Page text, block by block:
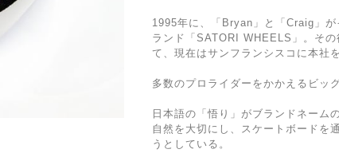
1995年に、「Bryan」と「Craig」
ランド「SATORI WHEELS」。そ
て、現在はサンフランシスコに本社
多数のプロライダーをかかえるビッ
日本語の「悟り」がブランドネーム
自然を大切にし、スケートボードを
うとしている。